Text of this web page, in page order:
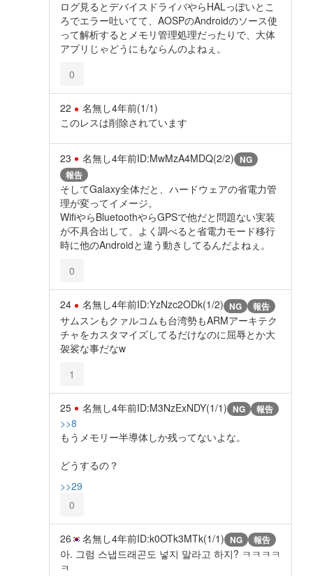
ログ見るとデバイスドライバやらHALっぽいとこ
ろでエラー吐いてて、AOSPのAndroidのソース使
って解析するとメモリ管理処理だったりで、大体
アプリじゃどうにもならんのよねぇ。
0
22 名無し4年前(1/1)
このレスは削除されています
23 名無し4年前ID:MwMzA4MDQ(2/2) NG
報告
そしてGalaxy全体だと、ハードウェアの省電力管
理が変ってイメージ。
WifiやらBluetoothやらGPSで他だと問題ない実装
が不具合出して、よく調べると省電力モード移行
時に他のAndroidと違う動きしてるんだよねぇ。
0
24 名無し4年前ID:YzNzc2ODk(1/2) NG 報告
サムスンもクァルコムも台湾勢もARMアーキテク
チャをカスタマイズしてるだけなのに屈辱とか大
袈裟な事だなw
1
25 名無し4年前ID:M3NzExNDY(1/1) NG 報告
>>8
もうメモリー半導体しか残ってないよな。
どうするの？
>>29
0
26 名無し4年前ID:k0OTk3MTk(1/1) NG 報告
아. 그럼 스냅드래곤도 넣지 말라고 하지? ㅋㅋㅋㅋ
ㅋ